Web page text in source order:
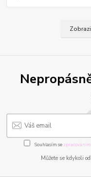
Souhlasím se
Můžete se kdykoli